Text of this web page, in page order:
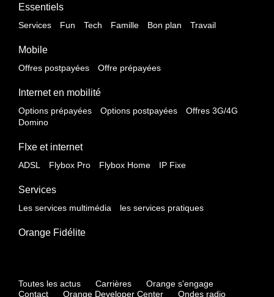
Essentiels
Services Fun Tech Famille Bon plan Travail
Mobile
Offres postpayées Offre prépayées
Internet en mobilité
Options prépayées Options postpayées
Offres 3G/4G
Domino
FIxe et internet
ADSL Flybox Pro Flybox Home IP Fixe
Services
Les services multimédia les services pratiques
Orange Fidélite
Toutes les actus Carrières
Orange s'engage
Contact
Orange Developer Center Ondes radio